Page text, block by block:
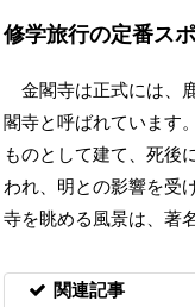
修学旅行の定番ス
金閣寺は正式には、
閣寺と呼ばれています
ものとして建て、死後
われ、明との影響を受
寺を眺める風景は、著
関連記事